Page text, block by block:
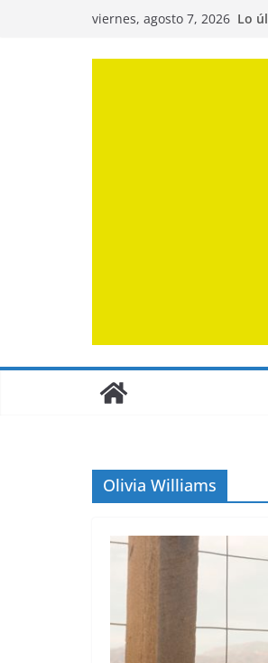
viernes, agosto 7, 2026 Lo
Olivia Williams